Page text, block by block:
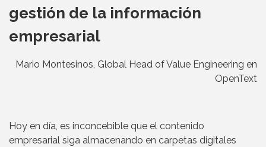
gestión de la información
empresarial
Mario Montesinos, Global Head of Value Engineering en
OpenText
Hoy en día, es inconcebible que el contenido
empresarial siga almacenando en carpetas digitales